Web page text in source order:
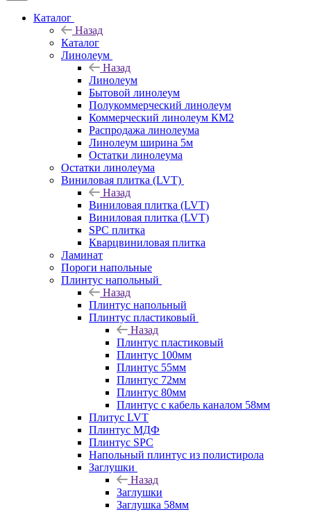
Каталог
Назад
Каталог
Линолеум
Назад
Линолеум
Бытовой линолеум
Полукоммерческий линолеум
Коммерческий линолеум КМ2
Распродажа линолеума
Линолеум ширина 5м
Остатки линолеума
Остатки линолеума
Виниловая плитка (LVT)
Назад
Виниловая плитка (LVT)
Виниловая плитка (LVT)
SPC плитка
Кварцвиниловая плитка
Ламинат
Пороги напольные
Плинтус напольный
Назад
Плинтус напольный
Плинтус пластиковый
Назад
Плинтус пластиковый
Плинтус 100мм
Плинтус 55мм
Плинтус 72мм
Плинтус 80мм
Плинтус с кабель каналом 58мм
Плитус LVT
Плинтус МДФ
Плинтус SPC
Напольный плинтус из полистирола
Заглушки
Назад
Заглушки
Заглушка 58мм